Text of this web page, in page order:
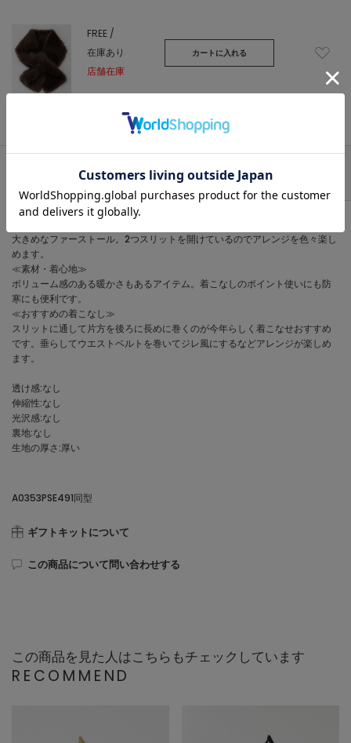
FREE /
在庫あり
店舗在庫
カートに入れる
アイテム説明 サイズガイド アイテム詳細
大きめなファーストール。2つスリットを開けているのでアレンジを色々楽し
めます。
≪素材・着心地≫
ボリューム感のある暖かさもあるアイテム。着こなしのポイント使いにも防
寒にも便利です。
≪おすすめの着こなし≫
スリットに通して片方を後ろに長めに巻くのが今年らしく着こなせおすすめ
です。垂らしてウエストベルトを巻いてジレ風にするなどアレンジが楽しめ
ます。
透け感:なし
伸縮性:なし
光沢感:なし
裏地:なし
生地の厚さ:厚い
A0353PSE491同型
ギフトキットについて
この商品について問い合わせする
この商品を見た人はこちらもチェックしています
RECOMMEND